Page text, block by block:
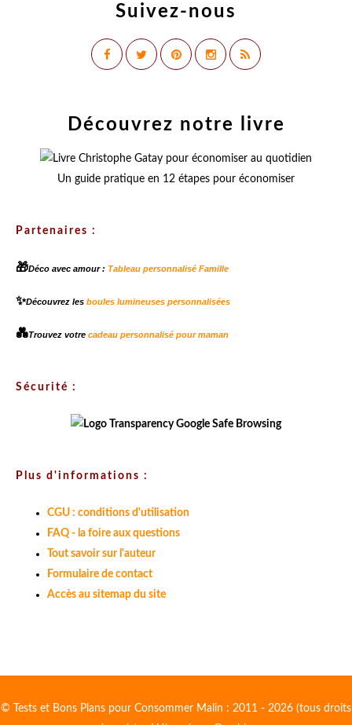
Suivez-nous
Découvrez notre livre
Un guide pratique en 12 étapes pour économiser
Partenaires :
🎁Déco avec amour : Tableau personnalisé Famille
✨Découvrez les boules lumineuses personnalisées
💑Trouvez votre cadeau personnalisé pour maman
Sécurité :
Plus d'informations :
CGU : conditions d'utilisation
FAQ - la foire aux questions
Tout savoir sur l'auteur
Formulaire de contact
Accès au sitemap du site
© Tests et Bons Plans pour Consommer Malin : 2011 - 2026 (tous droits